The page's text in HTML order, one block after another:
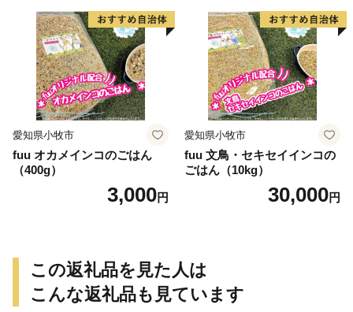
愛知県小牧市
fuu オカメインコのごはん
（400g）
3,000円
愛知県小牧市
fuu 文鳥・セキセイインコの
ごはん（10kg）
30,000円
この返礼品を見た人は
こんな返礼品も見ています